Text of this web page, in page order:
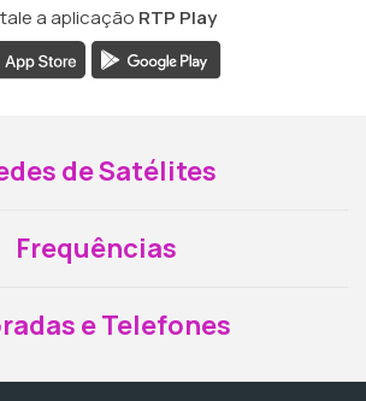
a aplicação RTP Play
de Satélites
Frequências
e Telefones